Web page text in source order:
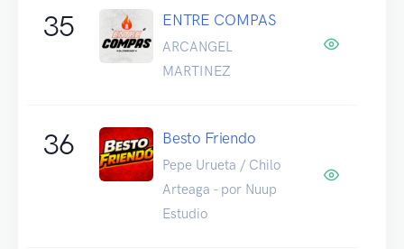
35 ENTRE COMPAS
ARCANGEL
MARTINEZ
36 Besto Friendo
Pepe Urueta / Chilo
Arteaga - por Nuup
Estudio